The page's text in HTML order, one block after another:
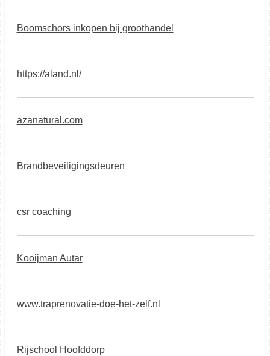
Boomschors inkopen bij groothandel
https://aland.nl/
azanatural.com
Brandbeveiligingsdeuren
csr coaching
Kooijman Autar
www.traprenovatie-doe-het-zelf.nl
Rijschool Hoofddorp